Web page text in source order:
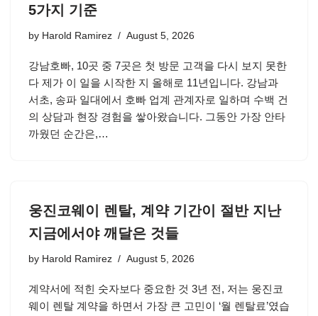
5가지 기준
by Harold Ramirez August 5, 2026
강남호빠, 10곳 중 7곳은 첫 방문 고객을 다시 보지 못한
다 제가 이 일을 시작한 지 올해로 11년입니다. 강남과
서초, 송파 일대에서 호빠 업계 관계자로 일하며 수백 건
의 상담과 현장 경험을 쌓아왔습니다. 그동안 가장 안타
까웠던 순간은,…
웅진코웨이 렌탈, 계약 기간이 절반 지난
지금에서야 깨달은 것들
by Harold Ramirez August 5, 2026
계약서에 적힌 숫자보다 중요한 것 3년 전, 저는 웅진코
웨이 렌탈 계약을 하면서 가장 큰 고민이 ‘월 렌탈료’였습